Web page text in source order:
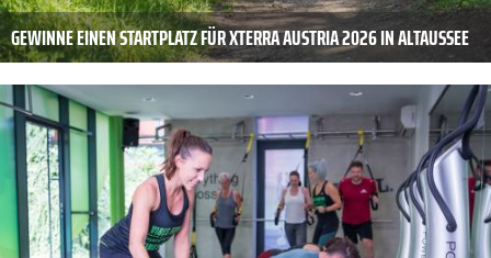
GEWINNE EINEN STARTPLATZ FÜR XTERRA AUSTRIA 2026 IN ALTAUSSEE